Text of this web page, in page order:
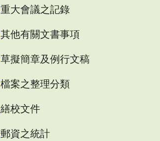
重大會議之記錄
其他有關文書事項
草擬簡章及例行文稿
檔案之整理分類
繕校文件
郵資之統計